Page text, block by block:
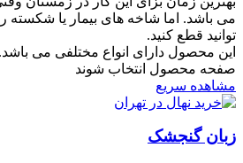
می باشد. اما شاخه های بیمار یا شکسته
توانید قطع کنید.
این محصول دارای انواع مختلفی می
صفحه محصول انتخاب شوند
مشاهده سریع
زبان گنجشک